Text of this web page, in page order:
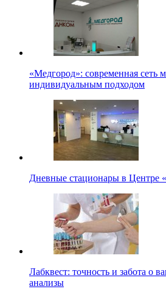
«Медгород»: современная сеть
индивидуальным подходом
Дневные стационары в Центре
Лабквест: точность и забота о
анализы